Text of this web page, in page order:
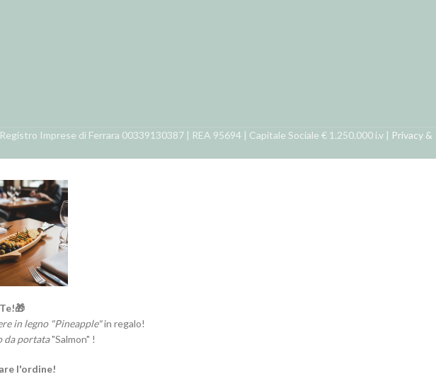
Imprese di Ferrara 00339130387 | REA 95694 | Capitale Sociale € 1.250.000 i.v | Privacy &
in legno "Pineapple"in regalo!
da portata"Salmon" !
l'ordine!